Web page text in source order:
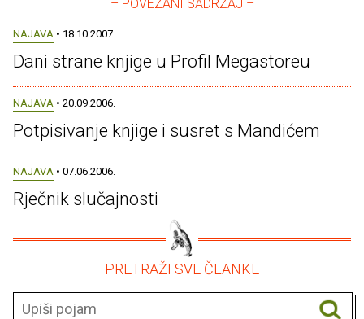
– POVEZANI SADRŽAJ –
NAJAVA • 18.10.2007.
Dani strane knjige u Profil Megastoreu
NAJAVA • 20.09.2006.
Potpisivanje knjige i susret s Mandićem
NAJAVA • 07.06.2006.
Rječnik slučajnosti
– PRETRAŽI SVE ČLANKE –